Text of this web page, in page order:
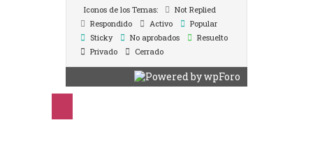
Iconos de los Temas:
Not Replied
Respondido
Activo
Popular
Sticky
No aprobados
Resuelto
Privado
Cerrado